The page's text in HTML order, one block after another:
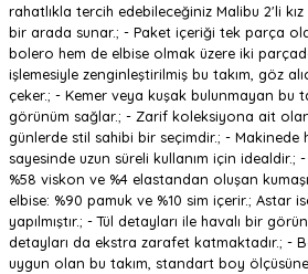
rahatlıkla tercih edebileceğiniz Malibu 2'li kız
bir arada sunar.; - Paket içeriği tek parça
bolero hem de elbise olmak üzere iki
işlemesiyle zenginleştirilmiş bu takım, göz
çeker.; - Kemer veya kuşak bulunmayan bu
görünüm sağlar.; - Zarif koleksiyona ait
günlerde stil sahibi bir seçimdir.; - Makinede
sayesinde uzun süreli kullanım için idealdir.;
%58 viskon ve %4 elastandan oluşan
elbise: %90 pamuk ve %10 sim içerir.; Astar
yapılmıştır.; - Tül detayları ile havalı bir
detayları da ekstra zarafet katmaktadır.; -
uygun olan bu takım, standart boy ölçüsüne